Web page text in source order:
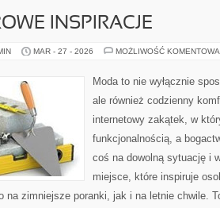
INSPIRACJE
MAR - 27 - 2026 MOŻLIWOŚĆ
Moda to nie wyłącznie
ale również codzienny
internetowy zakątek, w
funkcjonalnością, a
coś na dowolną sytuację i
miejsce, które inspiruje
na zimniejsze poranki, jak i na letnie chwile.